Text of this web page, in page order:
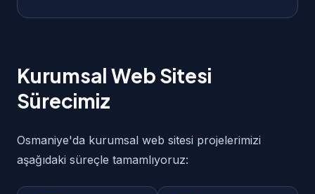
Kurumsal Web Sitesi
Sürecimiz
Osmaniye'da kurumsal web sitesi projelerimizi
aşağıdaki süreçle tamamlıyoruz: